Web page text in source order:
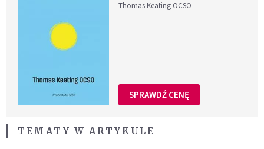
Thomas Keating OCSO
SPRAWDŹ CENĘ
TEMATY W ARTYKULE